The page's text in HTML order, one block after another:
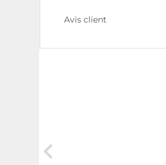
Avis client